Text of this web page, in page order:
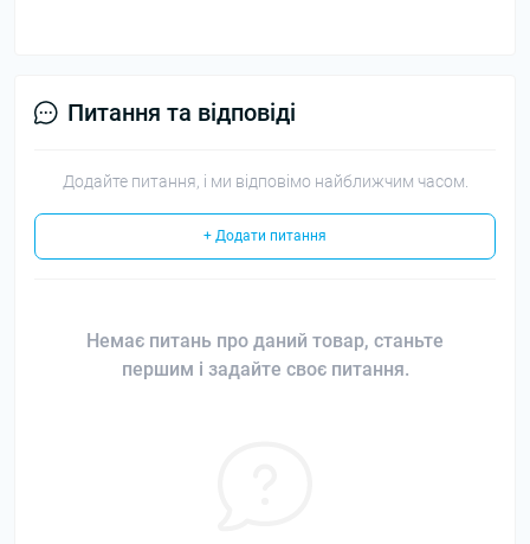
Питання та відповіді
Додайте питання, і ми відповімо найближчим часом.
+ Додати питання
Немає питань про даний товар, станьте
першим і задайте своє питання.